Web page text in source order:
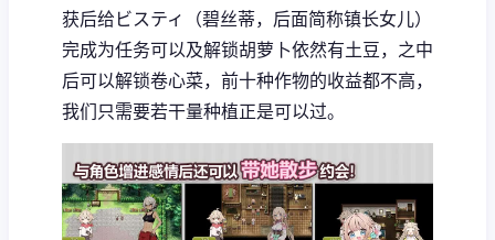
获后给ビスティ（碧丝蒂，后面简称镇长女儿）
完成为任务可以及解锁胡萝卜依然有土豆，之中
后可以解锁卷心菜，前十种作物的收益都不高，
我们只需要若干量种植正是可以过。